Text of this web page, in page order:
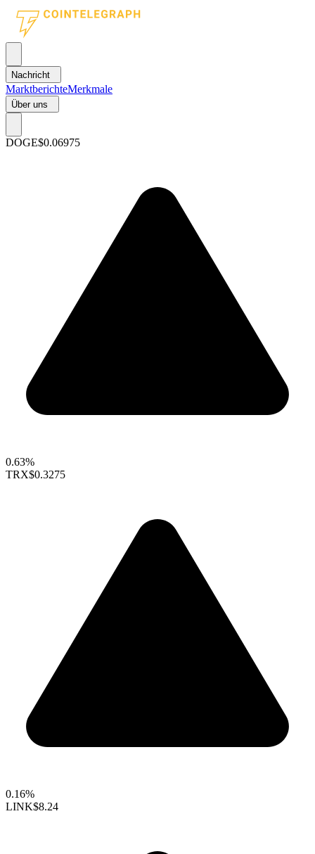
Nachricht
MarktberichteMerkmale
Über uns
DOGE$0.06975
0.63%
TRX$0.3275
0.16%
LINK$8.24